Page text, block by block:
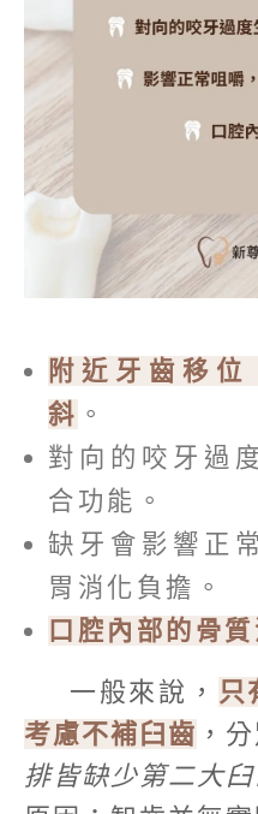
附近牙齒移
斜 。
對向的咬牙過
合功能。
缺牙會影響正
胃消化負擔。
口腔內部的骨
一般來說， 只
考慮不補臼齒 ，
排皆缺少第二大